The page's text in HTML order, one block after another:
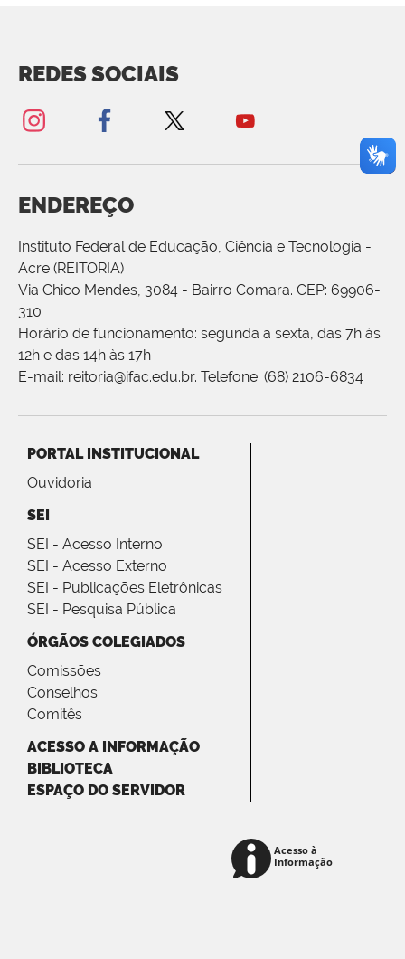
REDES SOCIAIS
ENDEREÇO
Instituto Federal de Educação, Ciência e Tecnologia -
Acre (REITORIA)
Via Chico Mendes, 3084 - Bairro Comara. CEP: 69906-
310
Horário de funcionamento: segunda a sexta, das 7h às
12h e das 14h às 17h
E-mail: reitoria@ifac.edu.br. Telefone: (68) 2106-6834
PORTAL INSTITUCIONAL
Ouvidoria
SEI
SEI - Acesso Interno
SEI - Acesso Externo
SEI - Publicações Eletrônicas
SEI - Pesquisa Pública
ÓRGÃOS COLEGIADOS
Comissões
Conselhos
Comitês
ACESSO A INFORMAÇÃO
BIBLIOTECA
ESPAÇO DO SERVIDOR